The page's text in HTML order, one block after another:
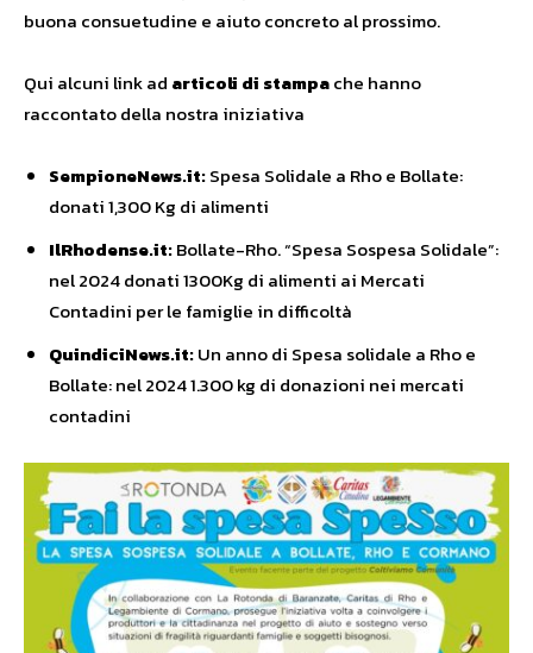
buona consuetudine e aiuto concreto al prossimo.
Qui alcuni link ad articoli di stampache hanno
raccontato della nostra iniziativa
SempioneNews.it:Spesa Solidale a Rho e Bollate:
donati 1,300 Kg di alimenti
IlRhodense.it:Bollate-Rho. “Spesa Sospesa Solidale”:
nel 2024 donati 1300Kg di alimenti ai Mercati
Contadini per le famiglie in difficoltà
QuindiciNews.it:Un anno di Spesa solidale a Rho e
Bollate: nel 2024 1.300 kg di donazioni nei mercati
contadini